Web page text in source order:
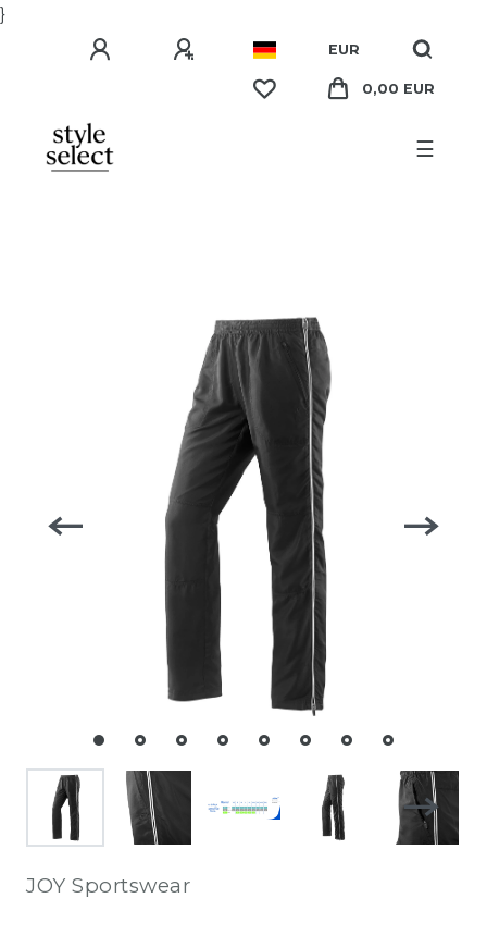
}
EUR
0,00 EUR
☰
JOY Sportswear